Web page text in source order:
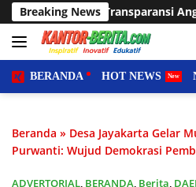
Langsung
ke
konten
Breaking News
Anggaran Sering
BERANDA HOT NEWS
Beranda » Desa Jayakarta Gelar
Purwanti: Wujud Demokrasi
ADVERTORIAL, BERANDA, Berita,